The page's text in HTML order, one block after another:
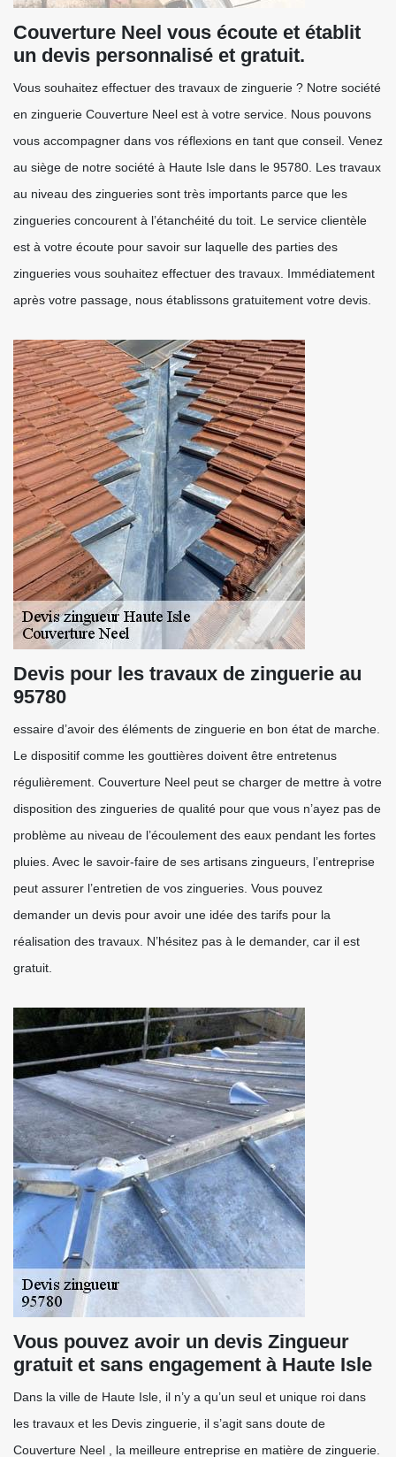
Couverture Neel vous écoute et établit
un devis personnalisé et gratuit.
Vous souhaitez effectuer des travaux de zinguerie ? Notre société
en zinguerie Couverture Neel est à votre service. Nous pouvons
vous accompagner dans vos réflexions en tant que conseil. Venez
au siège de notre société à Haute Isle dans le 95780. Les travaux
au niveau des zingueries sont très importants parce que les
zingueries concourent à l’étanchéité du toit. Le service clientèle
est à votre écoute pour savoir sur laquelle des parties des
zingueries vous souhaitez effectuer des travaux. Immédiatement
après votre passage, nous établissons gratuitement votre devis.
Devis pour les travaux de zinguerie au
95780
essaire d’avoir des éléments de zinguerie en bon état de marche.
Le dispositif comme les gouttières doivent être entretenus
régulièrement. Couverture Neel peut se charger de mettre à votre
disposition des zingueries de qualité pour que vous n’ayez pas de
problème au niveau de l’écoulement des eaux pendant les fortes
pluies. Avec le savoir-faire de ses artisans zingueurs, l’entreprise
peut assurer l’entretien de vos zingueries. Vous pouvez
demander un devis pour avoir une idée des tarifs pour la
réalisation des travaux. N’hésitez pas à le demander, car il est
gratuit.
Vous pouvez avoir un devis Zingueur
gratuit et sans engagement à Haute Isle
Dans la ville de Haute Isle, il n’y a qu’un seul et unique roi dans
les travaux et les Devis zinguerie, il s’agit sans doute de
Couverture Neel , la meilleure entreprise en matière de zinguerie.